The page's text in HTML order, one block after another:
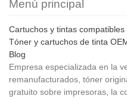
Menú principal
Cartuchos y tintas compatibles
Tóner y cartuchos de tinta
Blog
Empresa especializada en la
remanufacturados, tóner
gratuito sobre impresoras, la